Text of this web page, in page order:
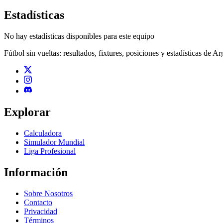
Estadísticas
No hay estadísticas disponibles para este equipo
Fútbol sin vueltas: resultados, fixtures, posiciones y estadísticas de
Explorar
Calculadora
Simulador Mundial
Liga Profesional
Información
Sobre Nosotros
Contacto
Privacidad
Términos